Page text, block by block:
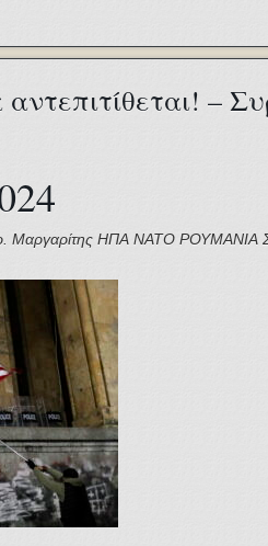
–
Μαργαρίτης ΗΠΑ ΝΑΤΟ ΡΟΥΜΑΝΙΑ